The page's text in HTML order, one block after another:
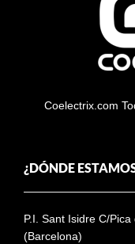
Coelectrix.com
¿DÓNDE
P.I. Sant Isidre C/
(Barcelona)